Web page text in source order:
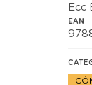
Ecc
EAN